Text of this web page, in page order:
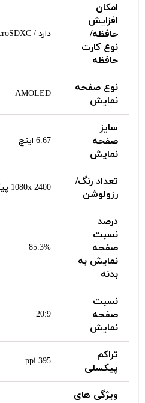
امکان
افزایش
حافظه/
نوع کارت
حافظه
دارد / microSDXC
نوع صفحه
نمایش
AMOLED
سایز
صفحه
نمایش
6.67 اینچ
تعداد رنگ/
رزولوشن
1080x 2400 پیکسل
درصد
نسبت
صفحه
نمایش به
بدنه
85.3%
نسبت
صفحه
نمایش
20:9
تراکم
پیکسلی
395 ppi
ویژگی‌ های